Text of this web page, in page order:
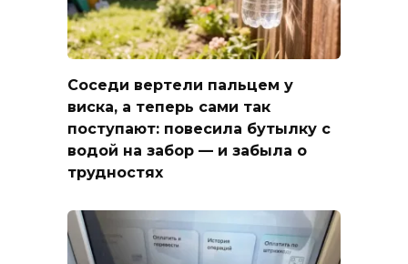
Соседи вертели пальцем у
виска, а теперь сами так
поступают: повесила бутылку с
водой на забор — и забыла о
трудностях